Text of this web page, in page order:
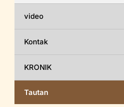
video
Kontak
KRONIK
Tautan